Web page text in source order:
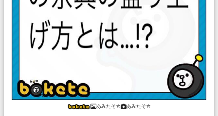
あみたそ☆ あみたそ☆